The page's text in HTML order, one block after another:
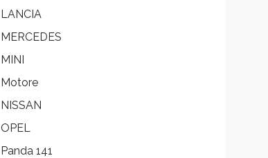
LANCIA
MERCEDES
MINI
Motore
NISSAN
OPEL
Panda 141